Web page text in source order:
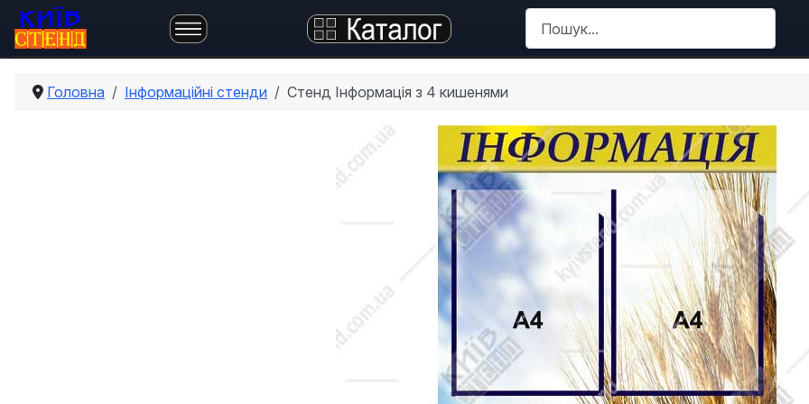
Головна Інформаційні стенди Стенд Інформація з 4 кишенями